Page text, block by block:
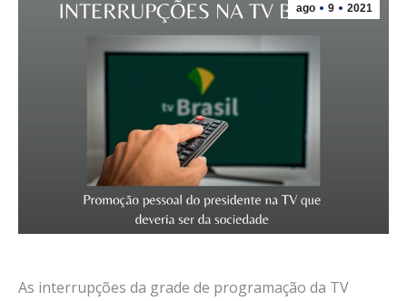
ago 9 2021
As interrupções da grade de programação da TV